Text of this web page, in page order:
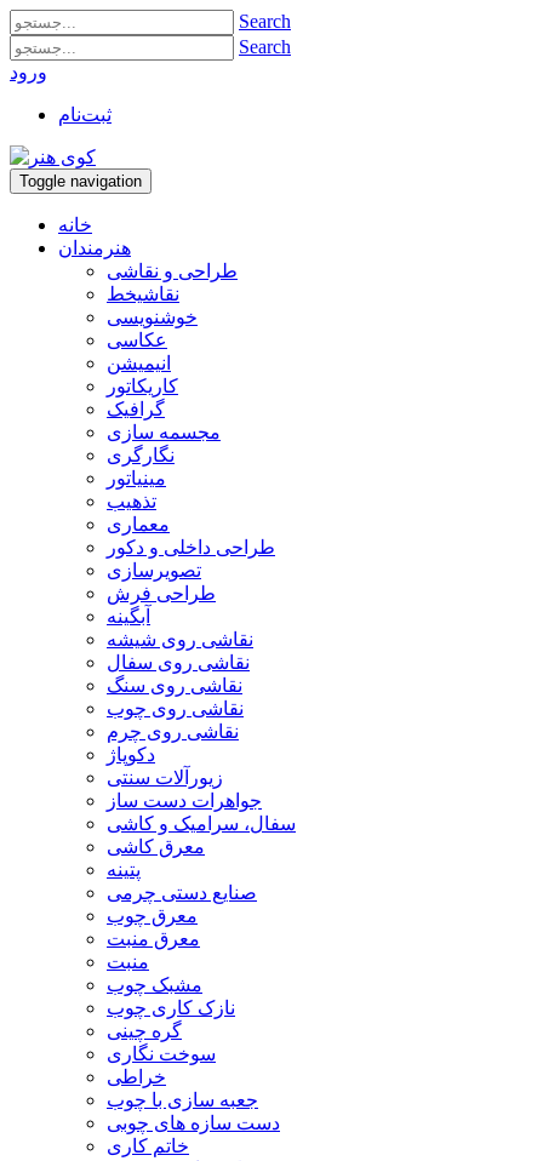
Search
Search
ورود
ثبت‌نام
Toggle navigation
خانه
هنرمندان
طراحی و نقاشی
نقاشیخط
خوشنویسی
عکاسی
انیمیشن
کاریکاتور
گرافیک
مجسمه سازی
نگارگری
مینیاتور
تذهیب
معماری
طراحی داخلی و دکور
تصویرسازی
طراحی فرش
آبگینه
نقاشی روی شیشه
نقاشی روی سفال
نقاشی روی سنگ
نقاشی روی چوب
نقاشی روی چرم
دکوپاژ
زیورآلات سنتی
جواهرات دست ساز
سفال، سرامیک و کاشی
معرق کاشی
پتینه
صنایع دستی چرمی
معرق چوب
معرق منبت
منبت
مشبک چوب
نازک کاری چوب
گره چینی
سوخت نگاری
خراطی
جعبه سازی با چوب
دست سازه های چوبی
خاتم کاری